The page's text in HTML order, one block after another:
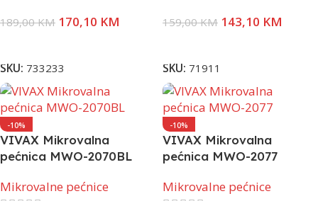
189,00KM 170,10 KM
SKU: 733233
159,00KM 143,10 KM
SKU: 71911
-10%
VIVAX Mikrovalna
pećnica MWO-2070BL
Mikrovalne pećnice
-10%
VIVAX Mikrovalna
pećnica MWO-2077
Mikrovalne pećnice